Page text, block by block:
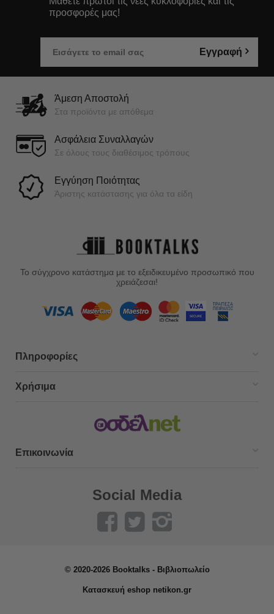
προσφορές μας!
Εγγραφή
Άμεση Αποστολή
Στα προϊόντα με απόθεμα
Ασφάλεια Συναλλαγών
Σε όλους τους διαθέσιμος τρόπους
Εγγύηση Ποιότητας
Άριστης κατάστασης για όλα τα είδη
Το σύγχρονο κατάστημα με το εξειδικευμένο προσωπικό που
χρειάζεσαι!
Πληροφορίες
Χρήσιμα
Επικοινωνία
Social Media
© 2020-2026 Booktalks - Βιβλιοπωλείο
Κατασκευή eshop netikon.gr